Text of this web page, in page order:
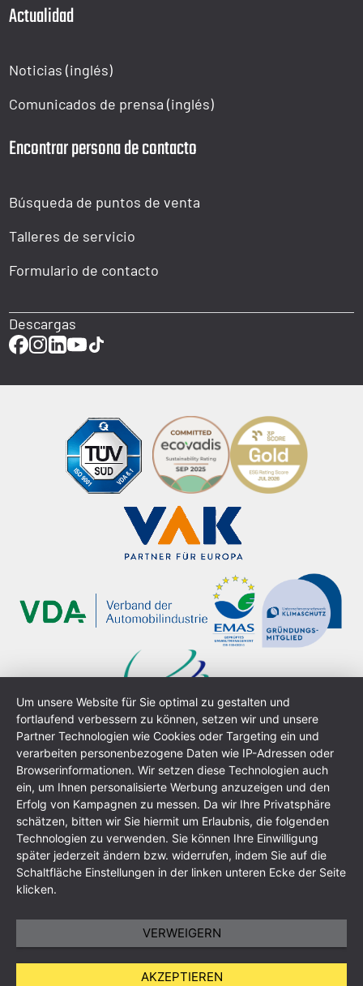
Actualidad
Noticias (inglés)
Comunicados de prensa (inglés)
Encontrar persona de contacto
Búsqueda de puntos de venta
Talleres de servicio
Formulario de contacto
Descargas
Información generalPolítica de privacidad
Condiciones generalesMapa del sitio
Um unsere Website für Sie optimal zu gestalten und
fortlaufend verbessern zu können, setzen wir und unsere
Partner Technologien wie Cookies oder Targeting ein und
verarbeiten personenbezogene Daten wie IP-Adressen oder
Browserinformationen. Wir setzen diese Technologien auch
ein, um Ihnen personalisierte Werbung anzuzeigen und den
Erfolg von Kampagnen zu messen. Da wir Ihre Privatsphäre
schätzen, bitten wir Sie hiermit um Erlaubnis, die folgenden
Technologien zu verwenden. Sie können Ihre Einwilligung
später jederzeit ändern bzw. widerrufen, indem Sie auf die
Schaltfläche Einstellungen in der linken unteren Ecke der Seite
klicken.
VERWEIGERN
AKZEPTIEREN